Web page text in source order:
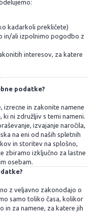
kadarkoli prekličete)
in/ali izpolnimo pogodbo z
interesov, za katere
podatke?
izrecne in zakonite namene
ki ni združljiv s temi nameni.
izvajanje naročila,
na eni od naših spletnih
in storitev na splošno,
zbiramo izključno za lastne
osebam.
z veljavno zakonodajo o
samo toliko časa, kolikor
za namene, za katere jih